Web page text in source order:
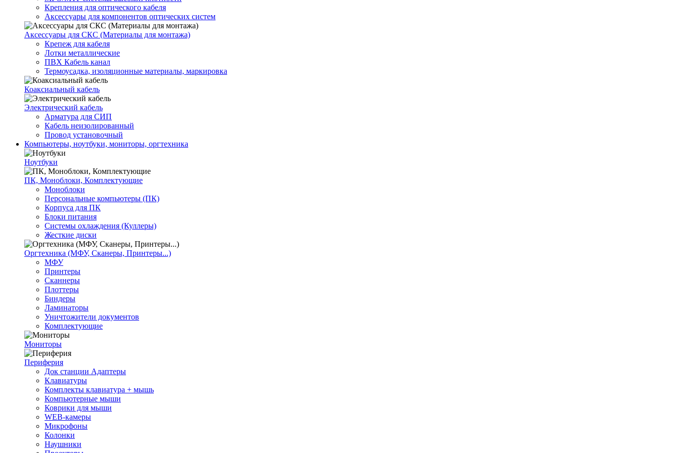
Крепления для оптического кабеля
Аксессуары для компонентов оптических систем
Аксессуары для СКС (Материалы для монтажа)
Крепеж для кабеля
Лотки металлические
ПВХ Кабель канал
Термоусадка, изоляционные материалы, маркировка
Коаксиальный кабель
Электрический кабель
Арматура для СИП
Кабель неизолированный
Провод установочный
Компьютеры, ноутбуки, мониторы, оргтехника
Ноутбуки
ПК, Моноблоки, Комплектующие
Моноблоки
Персональные компьютеры (ПК)
Корпуса для ПК
Блоки питания
Системы охлаждения (Куллеры)
Жесткие диски
Оргтехника (МФУ, Сканеры, Принтеры...)
МФУ
Принтеры
Сканнеры
Плоттеры
Биндеры
Ламинаторы
Уничтожители документов
Комплектующие
Мониторы
Периферия
Док станции Адаптеры
Клавиатуры
Комплекты клавиатура + мышь
Компьютерные мыши
Коврики для мыши
WEB-камеры
Микрофоны
Колонки
Наушники